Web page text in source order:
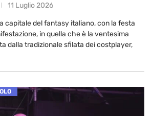
11 Luglio 2026
capitale del fantasy italiano, con la festa
in quella che è la ventesima
dalla tradizionale sfilata dei costplayer,